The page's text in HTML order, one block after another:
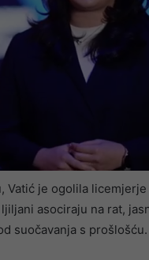
Vatić je ogolila
asociraju na rat,
suočavanja s prošlošću.